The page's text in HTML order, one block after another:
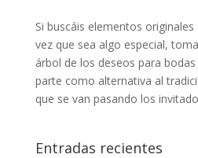
Si buscáis elementos
vez que sea algo especial,
árbol de los deseos para
parte como alternativa al
que se van pasando los
Entradas recientes